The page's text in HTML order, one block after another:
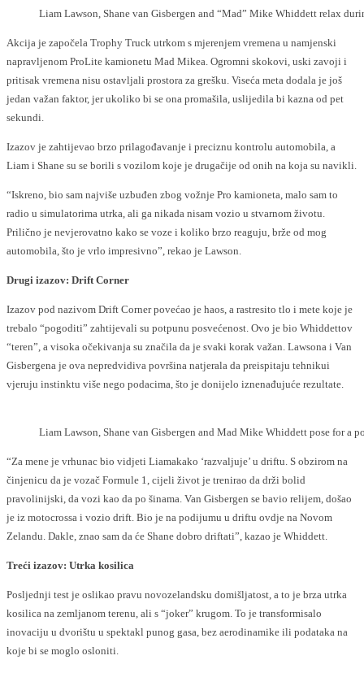
Liam Lawson, Shane van Gisbergen and “Mad” Mike Whiddett relax
Akcija je započela Trophy Truck utrkom s mjerenjem vremena u namjenski
napravljenom ProLite kamionetu Mad Mikea. Ogromni skokovi, uski zavoji i
pritisak vremena nisu ostavljali prostora za grešku. Viseća meta dodala je još
jedan važan faktor, jer ukoliko bi se ona promašila, uslijedila bi kazna od pet
sekundi.
Izazov je zahtijevao brzo prilagođavanje i preciznu kontrolu automobila, a
Liam i Shane su se borili s vozilom koje je drugačije od onih na koja su navikli.
“Iskreno, bio sam najviše uzbuđen zbog vožnje Pro kamioneta, malo sam to
radio u simulatorima utrka, ali ga nikada nisam vozio u stvarnom životu.
Prilično je nevjerovatno kako se voze i koliko brzo reaguju, brže od mog
automobila, što je vrlo impresivno”, rekao je Lawson.
Drugi izazov: Drift Corner
Izazov pod nazivom Drift Corner povećao je haos, a rastresito tlo i mete koje je
trebalo “pogoditi” zahtijevali su potpunu posvećenost. Ovo je bio Whiddettov
“teren”, a visoka očekivanja su značila da je svaki korak važan. Lawsona i Van
Gisbergena je ova nepredvidiva površina natjerala da preispitaju tehnikui
vjeruju instinktu više nego podacima, što je donijelo iznenađujuće rezultate.
Liam Lawson, Shane van Gisbergen and Mad Mike Whiddett pose for
“Za mene je vrhunac bio vidjeti Liamakako ‘razvaljuje’ u driftu. S obzirom na
činjenicu da je vozač Formule 1, cijeli život je trenirao da drži bolid
pravolinijski, da vozi kao da po šinama. Van Gisbergen se bavio relijem, došao
je iz motocrossa i vozio drift. Bio je na podijumu u driftu ovdje na Novom
Zelandu. Dakle, znao sam da će Shane dobro driftati”, kazao je Whiddett.
Treći izazov: Utrka kosilica
Posljednji test je oslikao pravu novozelandsku domišljatost, a to je brza utrka
kosilica na zemljanom terenu, ali s “joker” krugom. To je transformisalo
inovaciju u dvorištu u spektakl punog gasa, bez aerodinamike ili podataka na
koje bi se moglo osloniti.